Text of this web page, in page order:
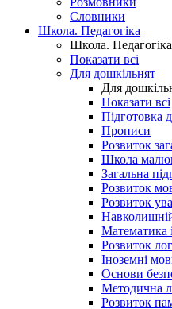
Словники
Школа. Педагогіка
Школа. Педагогіка
Показати всі
Для дошкільнят
Для
Показати всі
Підготовка
Прописи
Розвиток
Школа
Загальна
Розвиток
Розвиток
Математика
Розвиток
Іноземні
Основи
Методична
Розвиток